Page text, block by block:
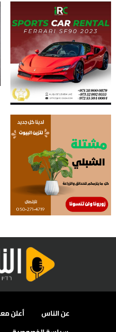
عن الناس أعلن معنا